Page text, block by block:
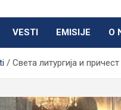
Media
VESTI EMISIJE O
Света литургија и